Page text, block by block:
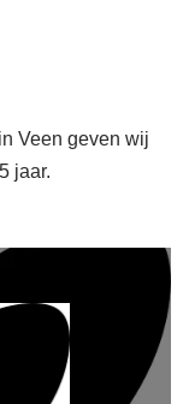
Veen geven wij
jaar.